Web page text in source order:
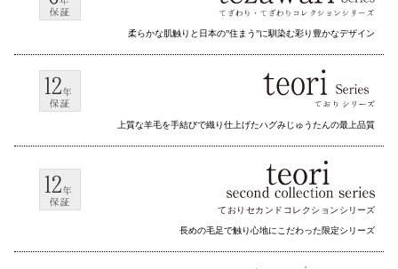
柔らかな肌触りと日本の”住まう”に馴染む彩り豊かなデザイン
上質な羊毛を手結びで織り仕上げたハグみじゅうたんの最上品質
ておりセカンドコレクション シリーズ
長めの毛足で触り心地にこだわった限定シリーズ